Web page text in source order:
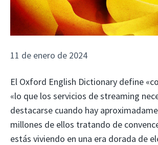
11 de enero de 2024
El Oxford English Dictionary define
«lo que los servicios de streaming
destacarse cuando hay
millones de ellos tratando de
estás viviendo en una era dorada de